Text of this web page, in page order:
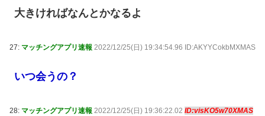
大きければなんとかなるよ
27: マッチングアプリ速報 2022/12/25(日) 19:34:54.96 ID:AKYYCokbMXMAS
いつ会うの？
28: マッチングアプリ速報 2022/12/25(日) 19:36:22.02 ID:visKO5w70XMAS